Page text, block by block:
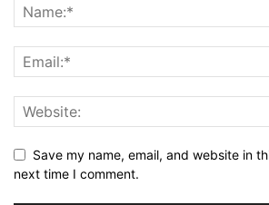
Save my name, email, and website in
next time I comment.